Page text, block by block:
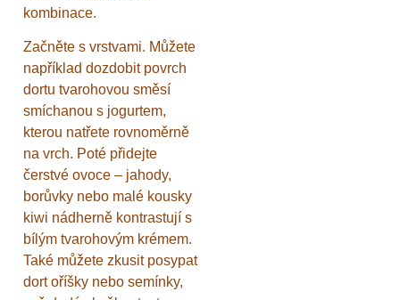
kombinace.
Začněte s vrstvami. Můžete
například dozdobit povrch
dortu tvarohovou směsí
smíchanou s jogurtem,
kterou natřete rovnoměrně
na vrch. Poté přidejte
čerstvé ovoce – jahody,
borůvky nebo malé kousky
kiwi nádherně kontrastují s
bílým tvarohovým krémem.
Také můžete zkusit posypat
dort oříšky nebo semínky,